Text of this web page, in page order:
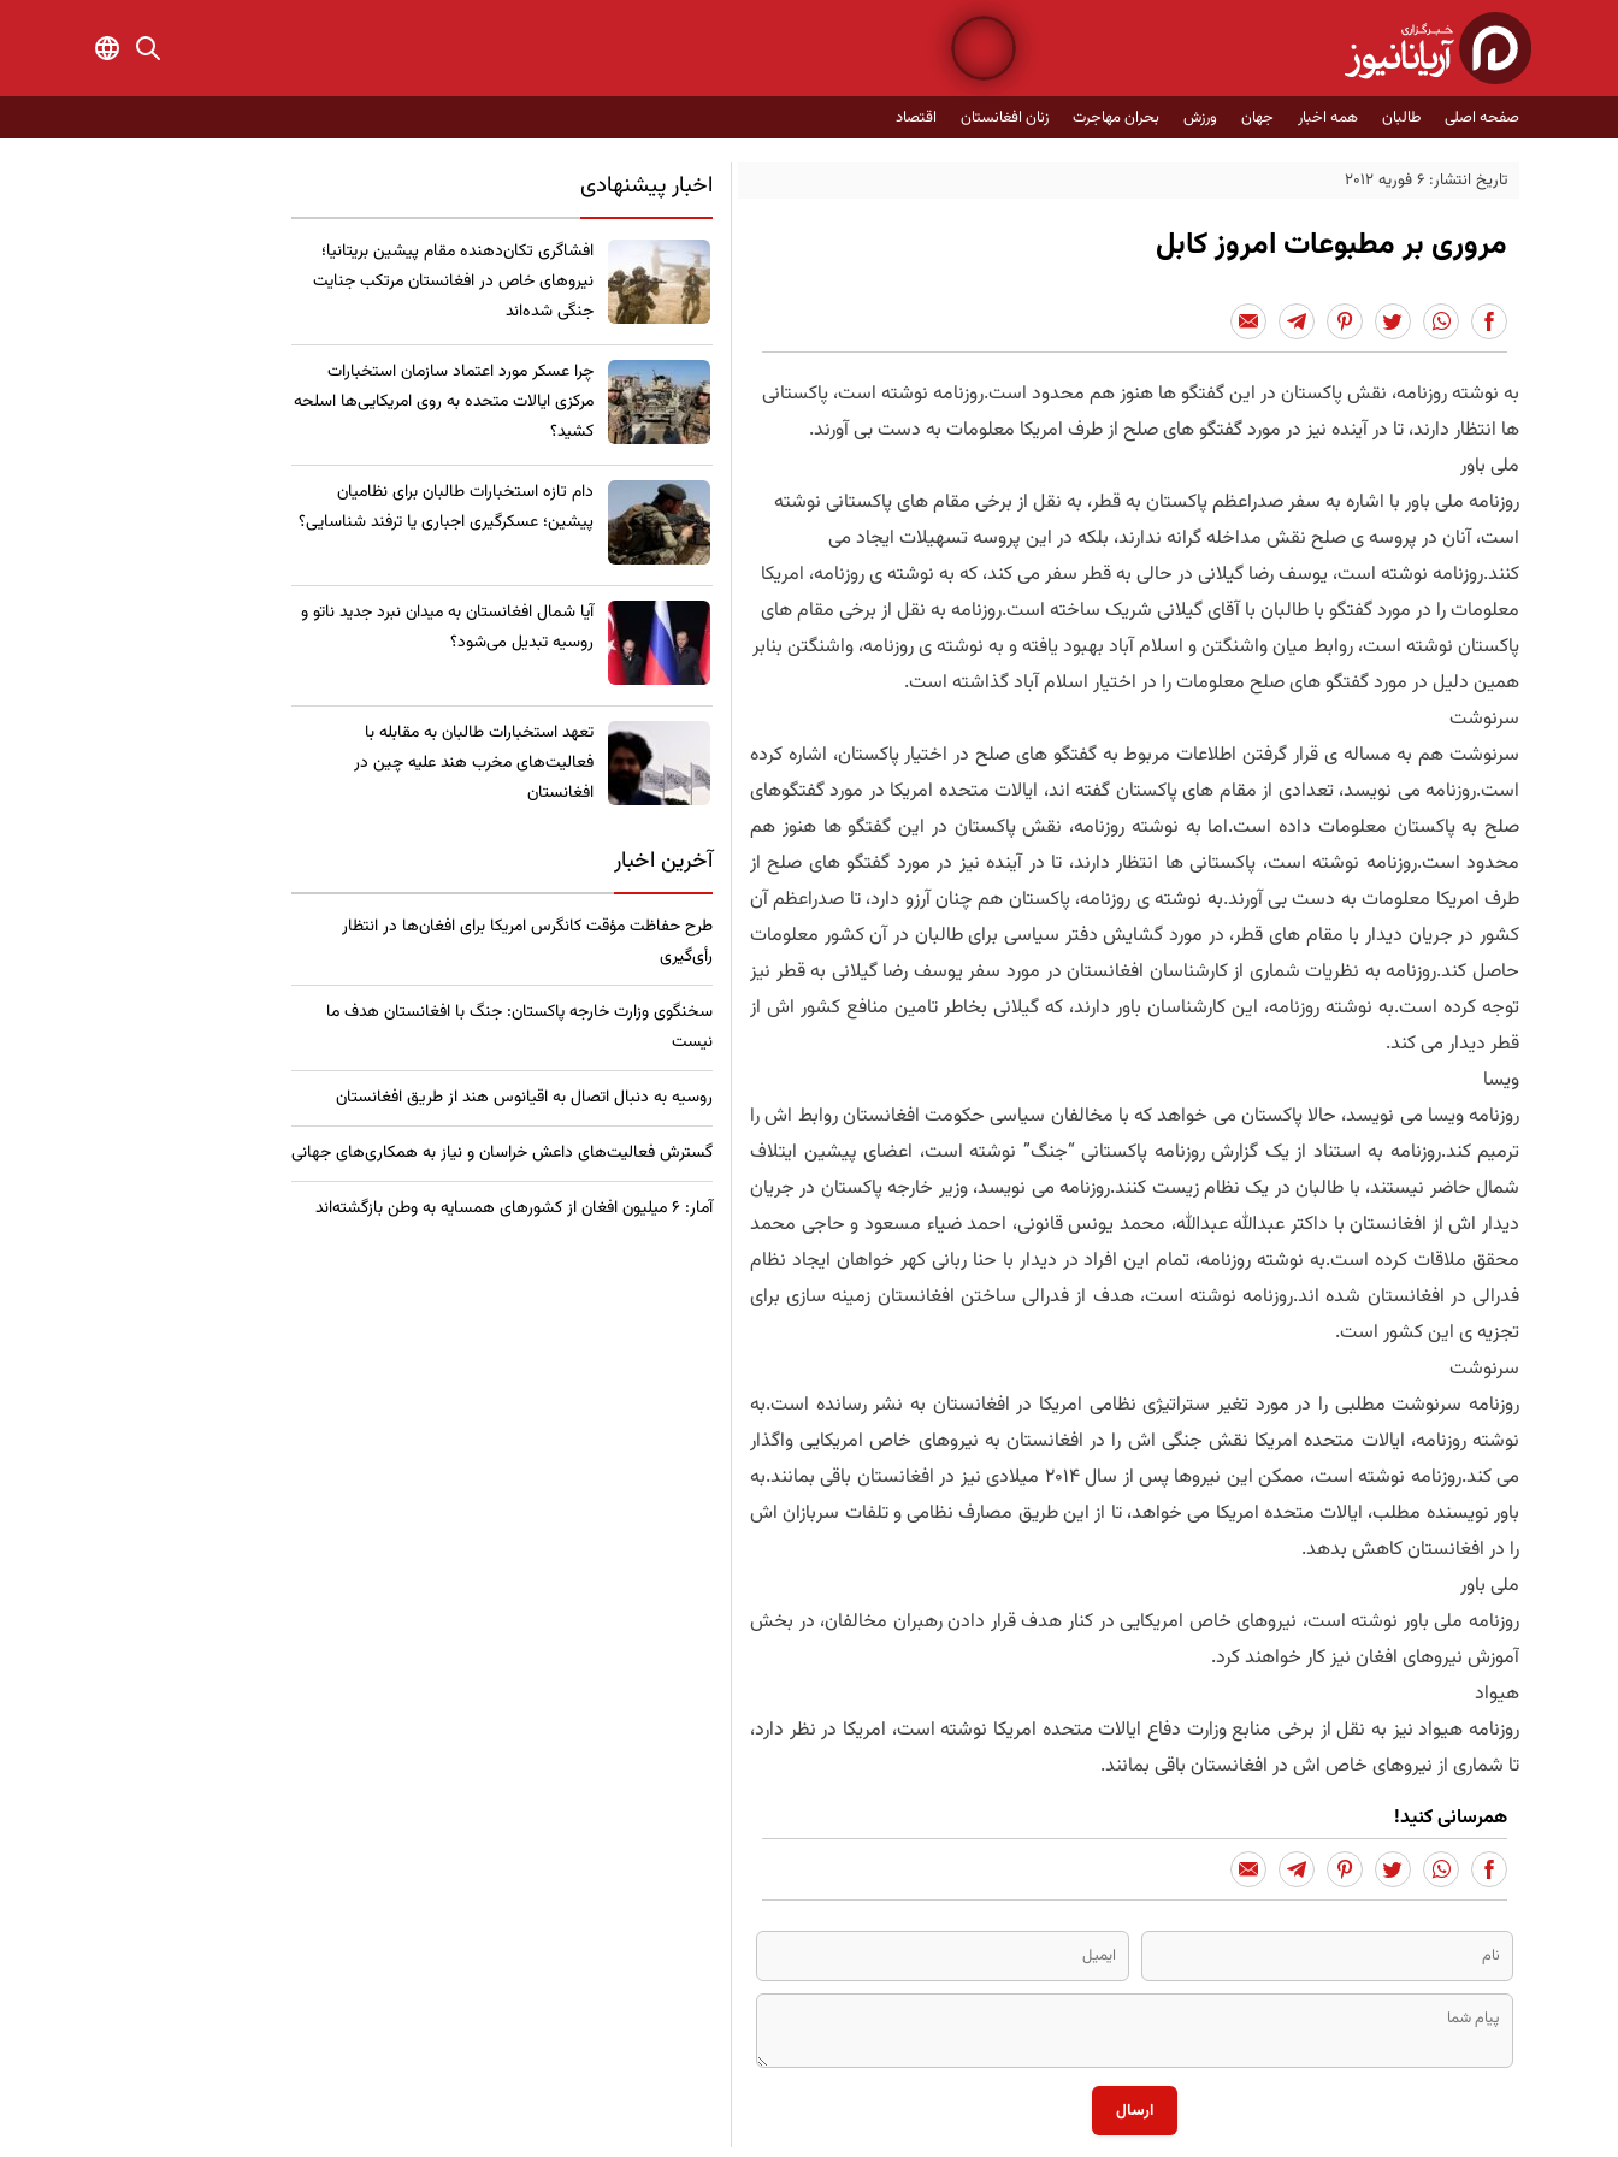
صفحه اصلی طالبان همه اخبار جهان ورزش بحران مهاجرت زنان افغانستان اقتصاد
تاریخ انتشار: 6 فوریه 2012
مروری بر مطبوعات امروز کابل
به نوشته روزنامه، نقش پاکستان در این گفتگو ها هنوز هم محدود است.روزنامه نوشته است، پاکستانی
ها انتظار دارند، تا در آینده نیز در مورد گفتگو های صلح از طرف امریکا معلومات به دست بی آورند.
ملی باور
روزنامه ملی باور با اشاره به سفر صدراعظم پاکستان به قطر، به نقل از برخی مقام های پاکستانی نوشته
است، آنان در پروسه ی صلح نقش مداخله گرانه ندارند، بلکه در این پروسه تسهیلات ایجاد می
کنند.روزنامه نوشته است، یوسف رضا گیلانی در حالی به قطر سفر می کند، که به نوشته ی روزنامه، امریکا
معلومات را در مورد گفتگو با طالبان با آقای گیلانی شریک ساخته است.روزنامه به نقل از برخی مقام های
پاکستان نوشته است، روابط میان واشنگتن و اسلام آباد بهبود یافته و به نوشته ی روزنامه، واشنگتن بنابر
همین دلیل در مورد گفتگو های صلح معلومات را در اختیار اسلام آباد گذاشته است.
سرنوشت
سرنوشت هم به مساله ی قرار گرفتن اطلاعات مربوط به گفتگو های صلح در اختیار پاکستان، اشاره کرده
است.روزنامه می نویسد، تعدادی از مقام های پاکستان گفته اند، ایالات متحده امریکا در مورد گفتگوهای
صلح به پاکستان معلومات داده است.اما به نوشته روزنامه، نقش پاکستان در این گفتگو ها هنوز هم
محدود است.روزنامه نوشته است، پاکستانی ها انتظار دارند، تا در آینده نیز در مورد گفتگو های صلح از
طرف امریکا معلومات به دست بی آورند.به نوشته ی روزنامه، پاکستان هم چنان آرزو دارد، تا صدراعظم آن
کشور در جریان دیدار با مقام های قطر، در مورد گشایش دفتر سیاسی برای طالبان در آن کشور معلومات
حاصل کند.روزنامه به نظریات شماری از کارشناسان افغانستان در مورد سفر یوسف رضا گیلانی به قطر نیز
توجه کرده است.به نوشته روزنامه، این کارشناسان باور دارند، که گیلانی بخاطر تامین منافع کشور اش از
قطر دیدار می کند.
ویسا
روزنامه ویسا می نویسد، حالا پاکستان می خواهد که با مخالفان سیاسی حکومت افغانستان روابط اش را
ترمیم کند.روزنامه به استناد از یک گزارش روزنامه پاکستانی “جنگ” نوشته است، اعضای پیشین ایتلاف
شمال حاضر نیستند، با طالبان در یک نظام زیست کنند.روزنامه می نویسد، وزیر خارجه پاکستان در جریان
دیدار اش از افغانستان با داکتر عبدالله عبدالله، محمد یونس قانونی، احمد ضیاء مسعود و حاجی محمد
محقق ملاقات کرده است.به نوشته روزنامه، تمام این افراد در دیدار با حنا ربانی کهر خواهان ایجاد نظام
فدرالی در افغانستان شده اند.روزنامه نوشته است، هدف از فدرالی ساختن افغانستان زمینه سازی برای
تجزیه ی این کشور است.
سرنوشت
روزنامه سرنوشت مطلبی را در مورد تغیر ستراتیژی نظامی امریکا در افغانستان به نشر رسانده است.به
نوشته روزنامه، ایالات متحده امریکا نقش جنگی اش را در افغانستان به نیروهای خاص امریکایی واگذار
می کند.روزنامه نوشته است، ممکن این نیروها پس از سال 2014 میلادی نیز در افغانستان باقی بمانند.به
باور نویسنده مطلب، ایالات متحده امریکا می خواهد، تا از این طریق مصارف نظامی و تلفات سربازان اش
را در افغانستان کاهش بدهد.
ملی باور
روزنامه ملی باور نوشته است، نیروهای خاص امریکایی در کنار هدف قرار دادن رهبران مخالفان، در بخش
آموزش نیروهای افغان نیز کار خواهند کرد.
هیواد
روزنامه هیواد نیز به نقل از برخی منابع وزارت دفاع ایالات متحده امریکا نوشته است، امریکا در نظر دارد،
تا شماری از نیروهای خاص اش در افغانستان باقی بمانند.
همرسانی کنید!
ارسال
اخبار پیشنهادی
​افشاگری تکان‌دهنده مقام پیشین بریتانیا؛
نیروهای خاص در افغانستان مرتکب جنایت
جنگی شده‌اند
چرا عسکر مورد اعتماد سازمان استخبارات
مرکزی ایالات متحده به روی امریکایی‌ها اسلحه
کشید؟
​دام تازه استخبارات طالبان برای نظامیان
پیشین؛ عسکرگیری اجباری یا ترفند شناسایی؟
​آیا شمال افغانستان به میدان نبرد جدید ناتو و
روسیه تبدیل می‌شود؟
تعهد استخبارات طالبان به مقابله با
فعالیت‌های مخرب هند علیه چین در
افغانستان
آخرین اخبار
طرح حفاظت مؤقت کانگرس امریکا برای افغان‌ها در انتظار
رأی‌گیری
سخنگوی وزارت خارجه پاکستان: جنگ با افغانستان هدف ما
نیست
روسیه به دنبال اتصال به اقیانوس هند از طریق افغانستان
گسترش فعالیت‌های داعش خراسان و نیاز به همکاری‌های جهانی
آمار: ۶ میلیون افغان از کشورهای همسایه به وطن بازگشته‌اند